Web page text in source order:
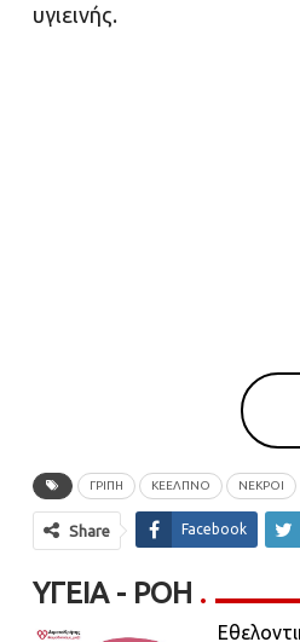
υγιεινής.
ΓΡΙΠΗ ΚΕΕΛΠΝΟ ΝΕΚΡΟΙ
Share Facebook
ΥΓΕΊΑ - ΡΟΗ